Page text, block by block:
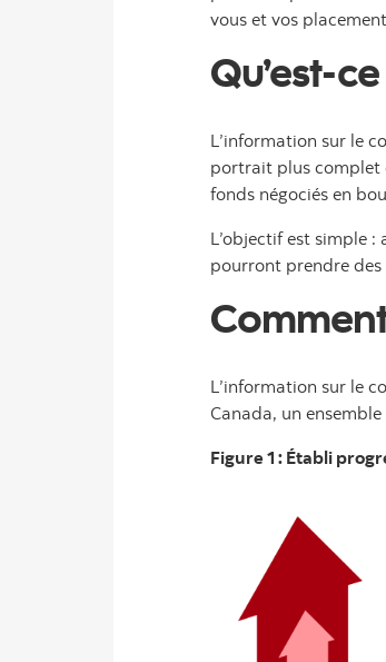
vous et vos
Qu’est-
L’information sur le
portrait plus complet
fonds négociés en
L’objectif est simple :
pourront prendre des
L’information sur le
Canada, un
Figure 1 : Établi